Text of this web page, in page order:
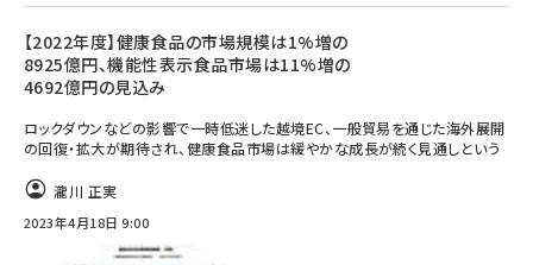
【2022年度】健康食品の市場規模は1%増の
8925億円、機能性表示食品市場は11%増の
4692億円の見込み
ロックダウンなどの影響で一時低迷した越境EC、一般貿易を通じた海外展開
の回復・拡大が期待され、健康食品市場は緩やかな成長が続く見通しという
瀧川 正実
2023年4月18日 9:00